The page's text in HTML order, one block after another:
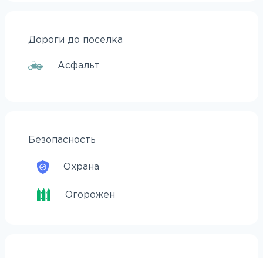
Дороги до поселка
Асфальт
Безопасность
Охрана
Огорожен